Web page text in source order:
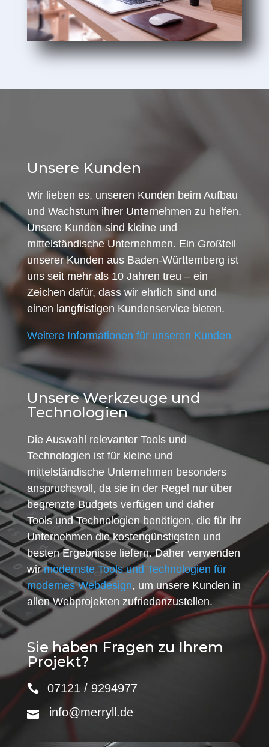
Unsere Kunden
Wir lieben es, unseren Kunden beim Aufbau
und Wachstum ihrer Unternehmen zu helfen.
Unsere Kunden sind kleine und
mittelständische Unternehmen. Ein Großteil
unserer Kunden aus Baden-Württemberg ist
uns seit mehr als 10 Jahren treu – ein
Zeichen dafür, dass wir ehrlich sind und
einen langfristigen Kundenservice bieten.
Weitere Informationen für unseren Kunden
Unsere Werkzeuge und
Technologien
Die Auswahl relevanter Tools und
Technologien ist für kleine und
mittelständische Unternehmen besonders
anspruchsvoll, da sie in der Regel nur über
begrenzte Budgets verfügen und daher
Tools und Technologien benötigen, die für ihr
Unternehmen die kostengünstigsten und
besten Ergebnisse liefern. Daher verwenden
wirmodernste Tools und Technologien für
modernes Webdesign, um unsere Kunden in
allen Webprojekten zufriedenzustellen.
Sie haben Fragen zu Ihrem
Projekt?
07121 / 9294977
info@merryll.de